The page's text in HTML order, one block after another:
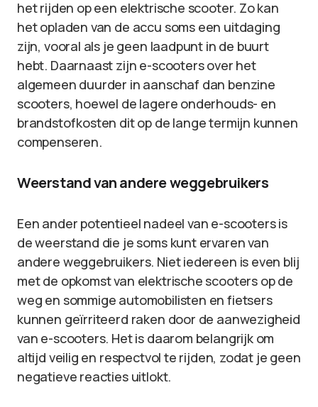
het rijden op een elektrische scooter. Zo kan
het opladen van de accu soms een uitdaging
zijn, vooral als je geen laadpunt in de buurt
hebt. Daarnaast zijn e-scooters over het
algemeen duurder in aanschaf dan benzine
scooters, hoewel de lagere onderhouds- en
brandstofkosten dit op de lange termijn kunnen
compenseren.
Weerstand van andere weggebruikers
Een ander potentieel nadeel van e-scooters is
de weerstand die je soms kunt ervaren van
andere weggebruikers. Niet iedereen is even blij
met de opkomst van elektrische scooters op de
weg en sommige automobilisten en fietsers
kunnen geïrriteerd raken door de aanwezigheid
van e-scooters. Het is daarom belangrijk om
altijd veilig en respectvol te rijden, zodat je geen
negatieve reacties uitlokt.